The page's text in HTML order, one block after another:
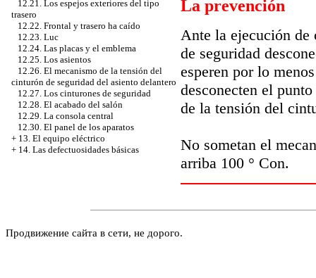
12.21. Los espejos exteriores del tipo
trasero
12.22. Frontal y trasero ha caído
12.23. Luc
12.24. Las placas y el emblema
12.25. Los asientos
12.26. El mecanismo de la tensión del
cinturón de seguridad del asiento delantero
12.27. Los cinturones de seguridad
12.28. El acabado del salón
12.29. La consola central
12.30. El panel de los aparatos
+ 13. El equipo eléctrico
+ 14. Las defectuosidades básicas
La prevención
Ante la ejecución de
de seguridad
esperen por lo
desconecten el
de la tensión del
No sometan el
arriba 100 ° Con.
Продвижение сайта в сети, не дорого.